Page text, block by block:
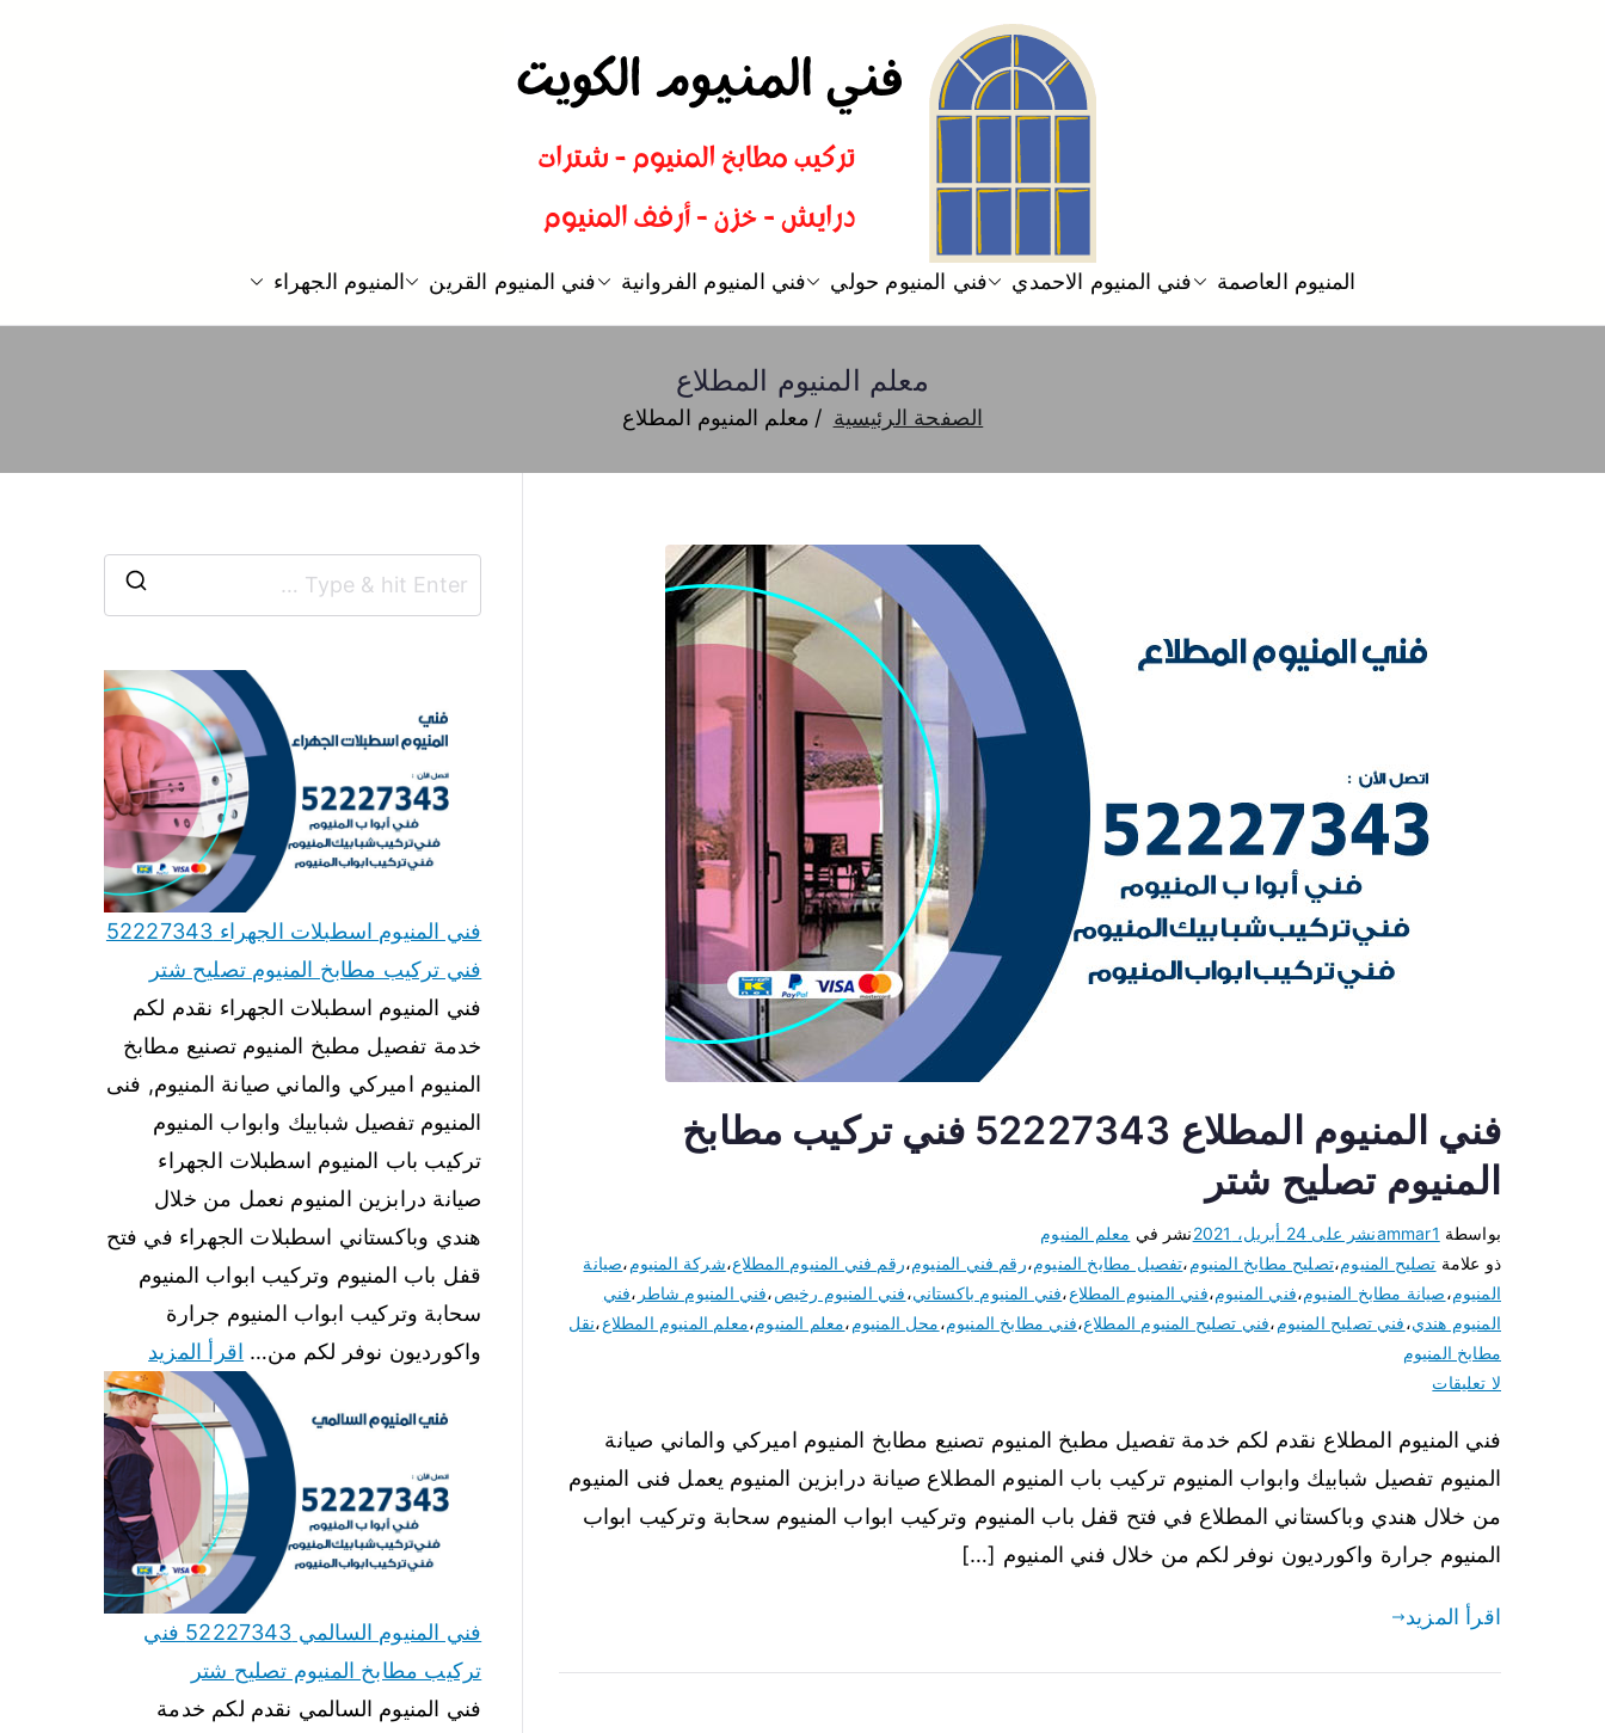
فني المنيوم
فني تركيب المنيوم الكويت المنيوم العاصمة فني المنيوم الاحمدي فني المنيوم حولي فني المنيوم الفروانية فني المنيوم القرين المنيوم الجهراء
معلم المنيوم المطلاع
الصفحة الرئيسية معلم المنيوم المطلاع
فني المنيوم المطلاع 52227343 فني تركيب مطابخ
المنيوم تصليح شتر
بواسطة ammar1نشر على 24 أبريل، 2021 نشر في معلم المنيوم
ذو علامة تصليح المنيوم،تصليح مطابخ المنيوم،تفصيل مطابخ المنيوم،رقم فني المنيوم،رقم فني المنيوم المطلاع،شركة المنيوم،صيانة
المنيوم،صيانة مطابخ المنيوم،فني المنيوم،فني المنيوم المطلاع،فني المنيوم باكستاني،فني المنيوم رخيص،فني المنيوم شاطر ،فني
المنيوم هندي،فني تصليح المنيوم،فني تصليح المنيوم المطلاع،فني مطابخ المنيوم،محل المنيوم،معلم المنيوم،معلم المنيوم المطلاع،نقل
مطابخ المنيوم
لا تعليقات
فني المنيوم المطلاع نقدم لكم خدمة تفصيل مطبخ المنيوم تصنيع مطابخ المنيوم اميركي والماني صيانة
المنيوم تفصيل شبابيك وابواب المنيوم تركيب باب المنيوم المطلاع صيانة درابزين المنيوم يعمل فنى المنيوم
من خلال هندي وباكستاني المطلاع في فتح قفل باب المنيوم وتركيب ابواب المنيوم سحابة وتركيب ابواب
المنيوم جرارة واكورديون نوفر لكم من خلال فني المنيوم […]
اقرأ المزيد
فني المنيوم اسطبلات الجهراء 52227343
فني تركيب مطابخ المنيوم تصليح شتر
فني المنيوم اسطبلات الجهراء نقدم لكم
خدمة تفصيل مطبخ المنيوم تصنيع مطابخ
المنيوم اميركي والماني صيانة المنيوم, فنى
المنيوم تفصيل شبابيك وابواب المنيوم
تركيب باب المنيوم اسطبلات الجهراء
صيانة درابزين المنيوم نعمل من خلال
هندي وباكستاني اسطبلات الجهراء في فتح
قفل باب المنيوم وتركيب ابواب المنيوم
سحابة وتركيب ابواب المنيوم جرارة
واكورديون نوفر لكم من… اقرأ المزيد
فني المنيوم السالمي 52227343 فني
تركيب مطابخ المنيوم تصليح شتر
فني المنيوم السالمي نقدم لكم خدمة